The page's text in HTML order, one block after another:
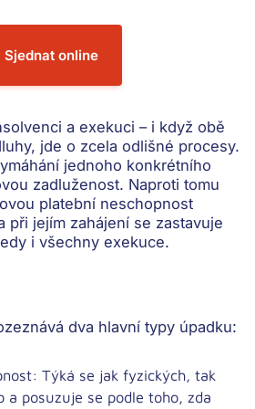
Sjednat online
a exekuci – i když obě
jde o zcela odlišné procesy.
jednoho konkrétního
zadluženost. Naproti tomu
platební neschopnost
při jejím zahájení se zastavuje
i všechny exekuce.
dva hlavní typy úpadku:
Týká se jak fyzických, tak
a posuzuje se podle toho, zda